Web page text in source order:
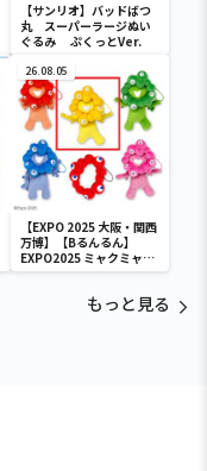
【サンリオ】バッドばつ
丸 スーパーラージぬい
ぐるみ ぷくっとVer.
26.08.05
【EXPO 2025 大阪・関西
万博】【Bるんるん】
EXPO2025 ミャクミャク
カラフルゴム紐付きぬい
もっと見る